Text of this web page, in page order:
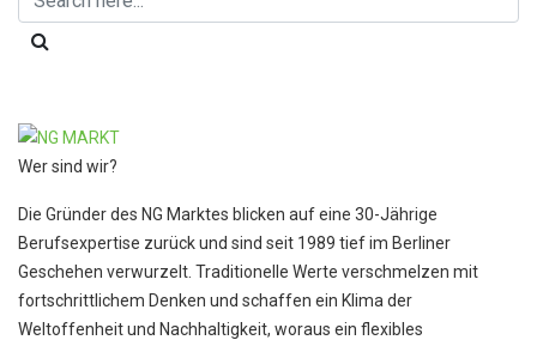
Wer sind wir?
Die Gründer des NG Marktes blicken auf eine 30-Jährige
Berufsexpertise zurück und sind seit 1989 tief im Berliner
Geschehen verwurzelt. Traditionelle Werte verschmelzen mit
fortschrittlichem Denken und schaffen ein Klima der
Weltoffenheit und Nachhaltigkeit, woraus ein flexibles